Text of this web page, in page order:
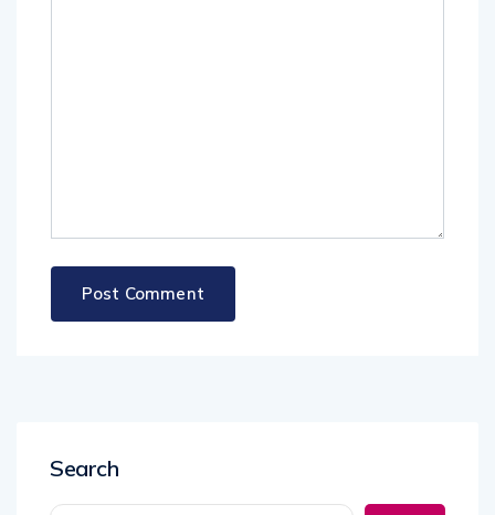
Search